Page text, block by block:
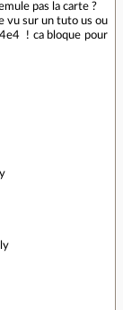
pas la carte ?
vu sur un tuto us ou
! ca bloque pour